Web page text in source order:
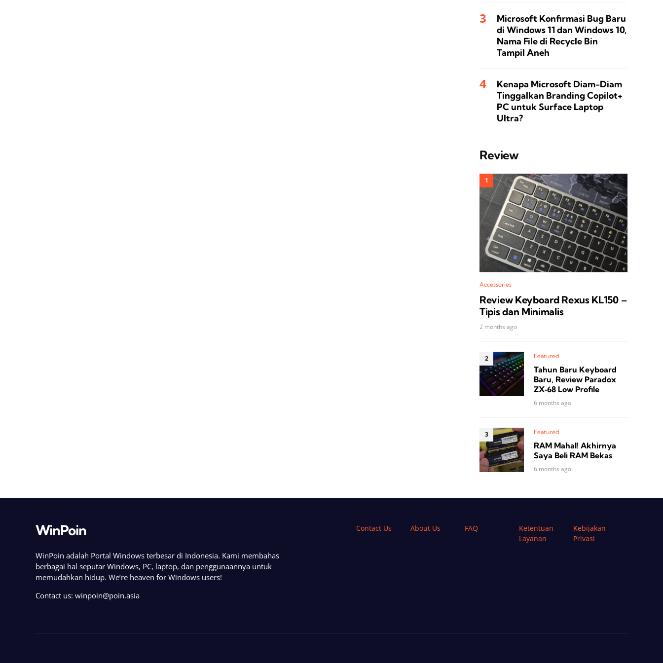
Microsoft Konfirmasi Bug Baru
di Windows 11 dan Windows 10,
Nama File di Recycle Bin
Tampil Aneh
Kenapa Microsoft Diam-Diam
Tinggalkan Branding Copilot+
PC untuk Surface Laptop
Ultra?
Review
Accessories
Review Keyboard Rexus KL150 –
Tipis dan Minimalis
2 months ago
Featured
Tahun Baru Keyboard
Baru, Review Paradox
ZX‑68 Low Profile
6 months ago
Featured
RAM Mahal! Akhirnya
Saya Beli RAM Bekas
6 months ago
WinPoin
WinPoin adalah Portal Windows terbesar di Indonesia. Kami membahas
berbagai hal seputar Windows, PC, laptop, dan penggunaannya untuk
memudahkan hidup. We’re heaven for Windows users!
Contact us: winpoin@poin.asia
Contact Us About Us FAQ
Ketentuan
Layanan
Kebijakan
Privasi